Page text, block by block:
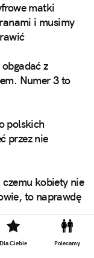
Dla Ciebie Polecamy
matki
i musimy
z
Numer 3 to
polskich
przez nie
kobiety nie
to naprawdę